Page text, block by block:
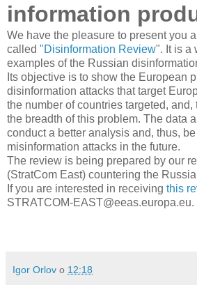
information
We have the pleasure to present you
called "Disinformation Review". It is a
examples of the Russian
Its objective is to show the European
disinformation attacks that target
the number of countries targeted,
the breadth of this problem. The data
conduct a better analysis and, thus,
misinformation attacks in the future.
The review is being prepared by our
(StratCom East) countering the
If you are interested in receiving this
STRATCOM-EAST@eeas.europa.eu.
Igor Orlov о 12:18